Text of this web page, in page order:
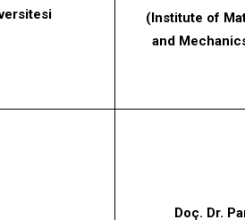
(Institute of
and
Doç. Dr.